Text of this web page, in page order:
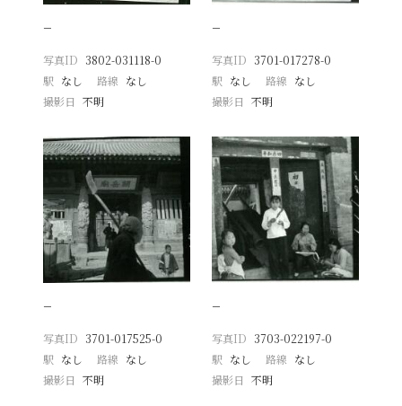
−
写真ID 3802-031118-0
駅 なし 路線 なし
撮影日
不明
−
写真ID 3701-017278-0
駅 なし 路線 なし
撮影日 不明
−
写真ID 3701-017525-0
駅 なし 路線 なし
撮影日
不明
−
写真ID 3703-022197-0
駅 なし 路線 なし
撮影日 不明